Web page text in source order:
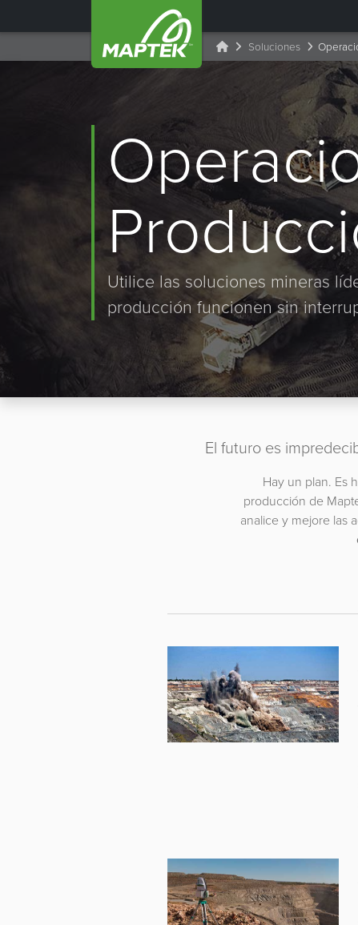
Soluciones
Utilice las soluciones mineras
producción funcionen sin
El futuro es
Hay un plan. Es
producción de
analice y mejore las